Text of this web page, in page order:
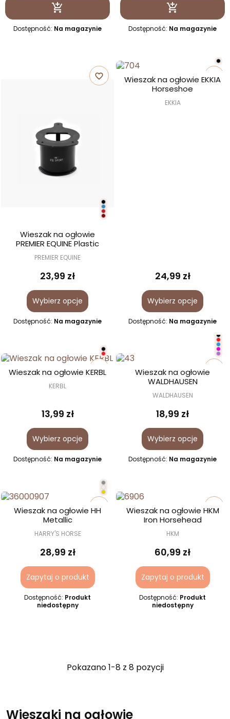
 Dodaj do koszyka
Dostępność: Na magazynie
 Dodaj do
Dostępność: Na magazynie
favorite_border
Wieszak na ogłowie
PREMIER EQUINE Plastic
PREMIER EQUINE
23,99 zł
Wybierz opcje
Dostępność: Na magazynie
favorite_border
Wieszak na ogłowie EKKIA
Horseshoe
EKKIA
24,99 zł
Wybierz opcje
Dostępność: Na magazynie
favorite_border
Wieszak na ogłowie KERBL
KERBL
13,99 zł
Wybierz opcje
Dostępność: Na magazynie
Wieszak na ogłowie
WALDHAUSEN
WALDHAUSEN
18,99 zł
Wybierz opcje
Dostępność: Na magazynie
favorite_border
Wieszak na ogłowie HH
Metallic
HARRY'S HORSE
28,99 zł
Zapytaj o produkt
Dostępność: Produkt
niedostępny
favorite_border
Wieszak na ogłowie HKM
Iron Horsehead
HKM
60,99 zł
Zapytaj o produkt
Dostępność: Produkt
niedostępny
Pokazano 1-8 z 8 pozycji
Wieszaki na ogłowie